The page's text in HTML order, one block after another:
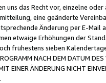
uns das Recht vor, einzelne
eine geänderte
Änderung per E-Mail
etwaige Erhöhungen der
frühestens sieben
NACH DEM DATUM
EINER ÄNDERUNG NICHT